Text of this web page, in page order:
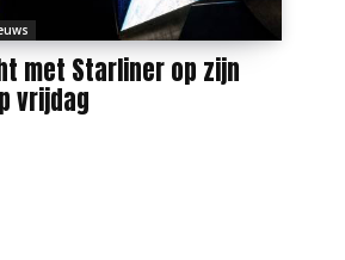
met Starliner op zijn
vrijdag